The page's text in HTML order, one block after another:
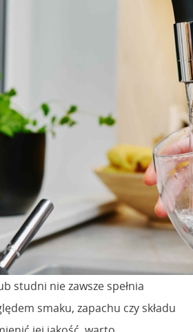
studni nie zawsze spełnia
smaku, zapachu czy składu